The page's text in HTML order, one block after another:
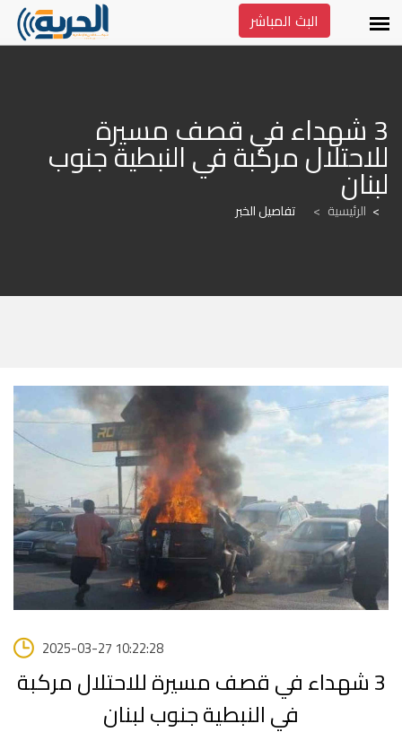
البث المباشر
لبنان
الرئيسية > تفاصيل الخبر
2025-03-27 10:22:28
3 شهداء في قصف مسيرة للاحتلال مركبة
في النبطية جنوب لبنان